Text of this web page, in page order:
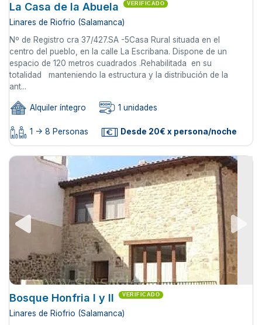
La Casa de la Abuela VERIFICADO
Linares de Riofrio (Salamanca)
Nº de Registro cra 37/427.SA -5Casa Rural situada en el
centro del pueblo, en la calle La Escribana. Dispone de un
espacio de 120 metros cuadrados .Rehabilitada en su
totalidad manteniendo la estructura y la distribución de la
ant...
Alquiler íntegro 1 unidades
1 -> 8 Personas Desde 20€ x persona/noche
Bosque Honfria I y II VERIFICADO
Linares de Riofrio (Salamanca)